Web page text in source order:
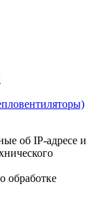
об IP-адресе и
обработке